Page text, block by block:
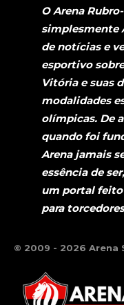
O Arena
simplesmente
de notícias e
esportivo
Vitória e suas
modalidades
olímpicas. De
quando foi
Arena jamais
essência de
um portal
para
© 2009 - 2026 Arena